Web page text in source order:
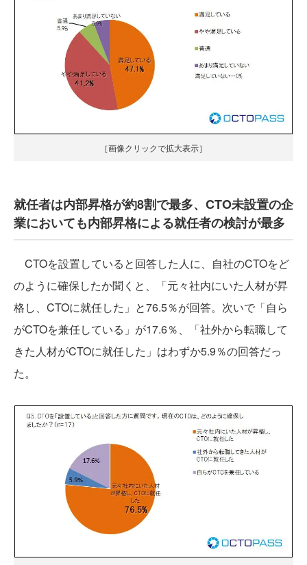
［画像クリックで拡大表示］
就任者は内部昇格が約8割で最多、CTO未設置の企
業においても内部昇格による就任者の検討が最多
CTOを設置していると回答した人に、自社のCTOをど
のように確保したか聞くと、「元々社内にいた人材が昇
格し、CTOに就任した」と76.5％が回答。次いで「自ら
がCTOを兼任している」が17.6％、「社外から転職して
きた人材がCTOに就任した」はわずか5.9％の回答だっ
た。